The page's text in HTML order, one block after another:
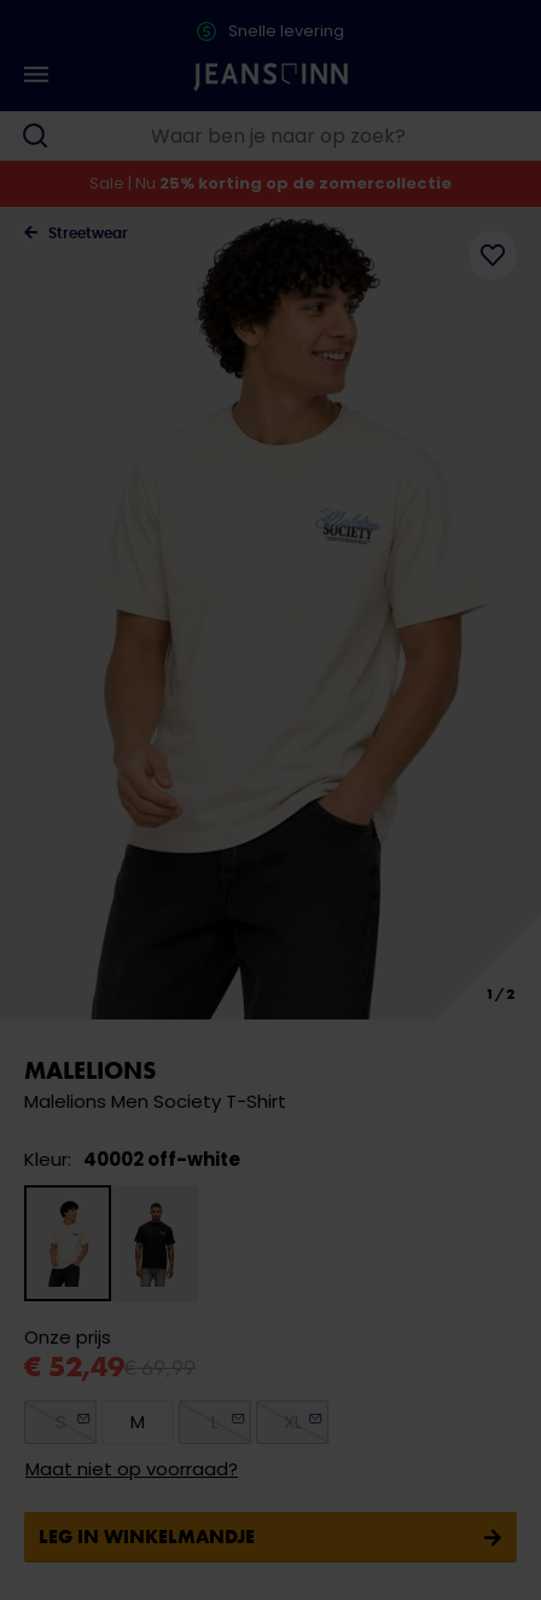
Snelle levering
Sale | Nu 25% korting op de zomercollectie
Streetwear
MALELIONS
Malelions Men Society T-Shirt
Kleur: 40002 off-white
Onze prijs
€ 52,49
M
Maat niet op voorraad?
LEG IN WINKELMANDJE